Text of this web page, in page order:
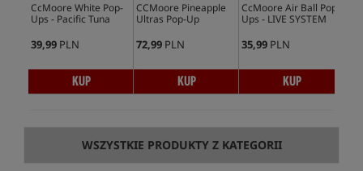
CcMoore White Pop-
Ups - Pacific Tuna
39,99 PLN
KUP
CCMoore Pineapple
Ultras Pop-Up
72,99 PLN
KUP
CcMoore Air Ball Pop-
Ups - LIVE SYSTEM
35,99 PLN
KUP
WSZYSTKIE PRODUKTY Z KATEGORII